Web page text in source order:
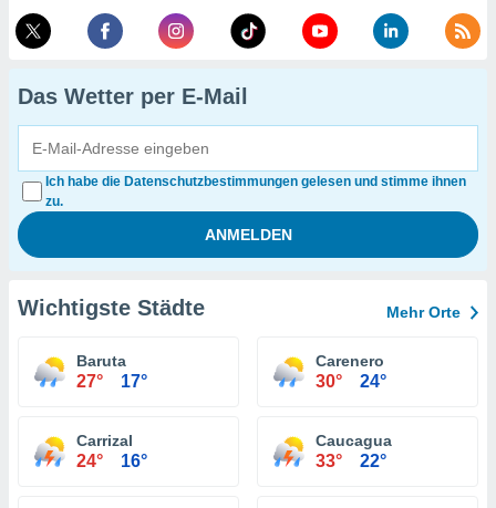
Das Wetter per E-Mail
Ich habe die Datenschutzbestimmungen gelesen und stimme ihnen
zu.
Wichtigste Städte Mehr Orte
Baruta
27° 17°
Carenero
30° 24°
Carrizal
24° 16°
Caucagua
33° 22°